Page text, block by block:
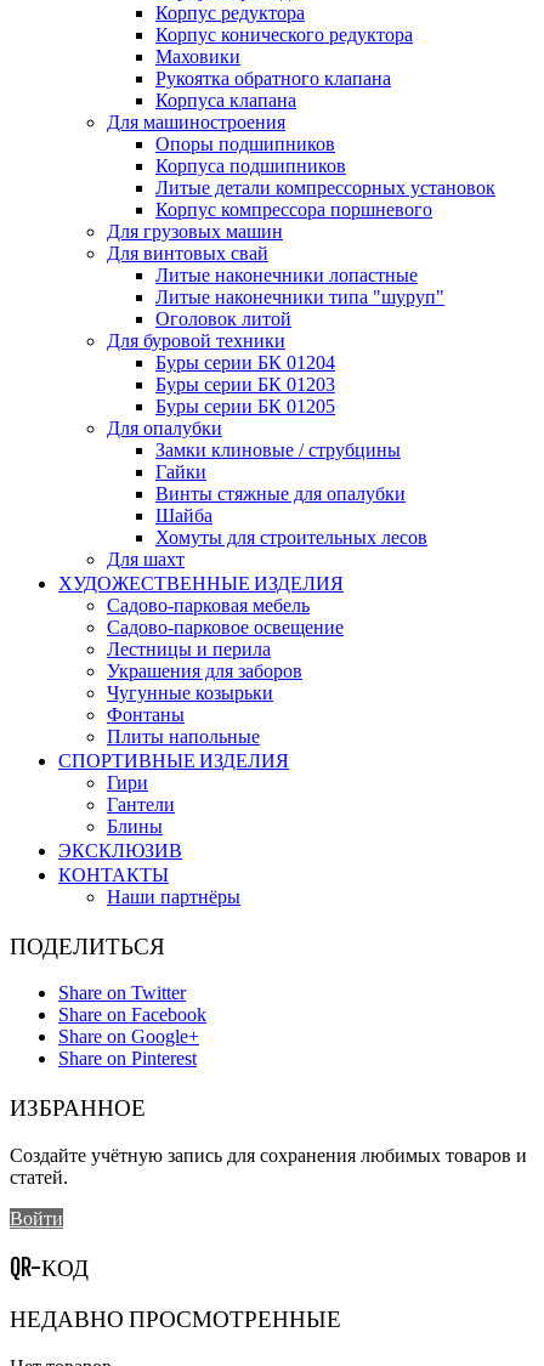
Корпус редуктора
Корпус конического редуктора
Маховики
Рукоятка обратного клапана
Корпуса клапана
Для машиностроения
Опоры подшипников
Корпуса подшипников
Литые детали компрессорных установок
Корпус компрессора поршневого
Для грузовых машин
Для винтовых свай
Литые наконечники лопастные
Литые наконечники типа "шуруп"
Оголовок литой
Для буровой техники
Буры серии БК 01204
Буры серии БК 01203
Буры серии БК 01205
Для опалубки
Замки клиновые / струбцины
Гайки
Винты стяжные для опалубки
Шайба
Хомуты для строительных лесов
Для шахт
ХУДОЖЕСТВЕННЫЕ ИЗДЕЛИЯ
Садово-парковая мебель
Садово-парковое освещение
Лестницы и перила
Украшения для заборов
Чугунные козырьки
Фонтаны
Плиты напольные
СПОРТИВНЫЕ ИЗДЕЛИЯ
Гири
Гантели
Блины
ЭКСКЛЮЗИВ
КОНТАКТЫ
Наши партнёры
ПОДЕЛИТЬСЯ
Share on Twitter
Share on Facebook
Share on Google+
Share on Pinterest
ИЗБРАННОЕ
Создайте учётную запись для сохранения любимых товаров и
статей.
Войти
QR-КОД
НЕДАВНО ПРОСМОТРЕННЫЕ